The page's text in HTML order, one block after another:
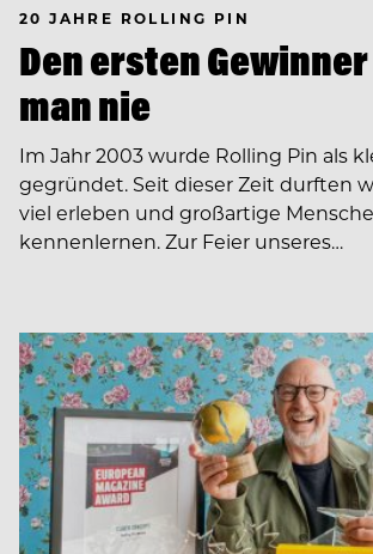
20 JAHRE ROLLING PIN
Den ersten
man nie
Im Jahr 2003 wurde Rolling Pin als
gegründet. Seit dieser Zeit durften
viel erleben und großartige
kennenlernen. Zur Feier unseres…